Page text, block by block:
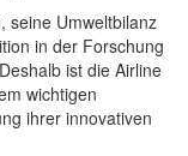
seine Umweltbilanz
in der Forschung
ist die Airline
wichtigen
ihrer innovativen